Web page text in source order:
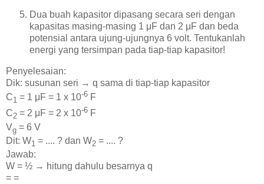
Dua buah kapasitor dipasang secara seri dengan
kapasitas masing-masing 1 μF dan 2 μF dan beda
potensial antara ujung-ujungnya 6 volt. Tentukanlah
energi yang tersimpan pada tiap-tiap kapasitor!
Penyelesaian:
Dik: susunan seri → q sama di tiap-tiap kapasitor
C1 = 1 μF = 1 x 10-6 F
C2 = 2 μF = 2 x 10-6 F
Vg = 6 V
Dit: W1 = .... ? dan W2 = .... ?
Jawab:
W = ½ → hitung dahulu besarnya q
= =